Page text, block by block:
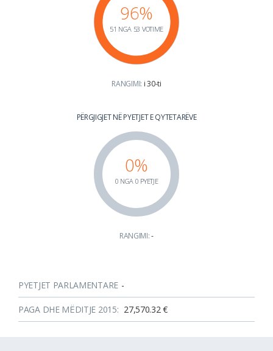
96%
51 NGA 53 VOTIME
RANGIMI: i 30-ti
PËRGJIGJET NË PYETJET E QYTETARËVE
0%
0 NGA 0 PYETJE
RANGIMI:-
PYETJET PARLAMENTARE -
PAGA DHE MËDITJE 2015: 27,570.32 €